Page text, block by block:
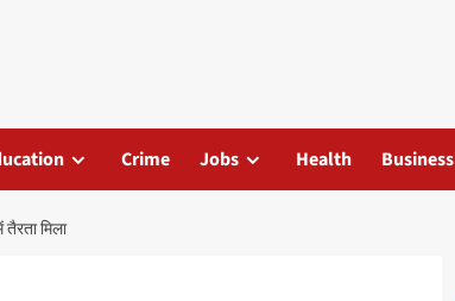
Crime Jobs Health Business
मिला